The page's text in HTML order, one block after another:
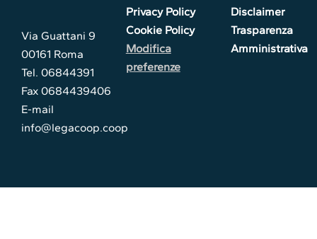
Via Guattani 9
00161 Roma
Tel. 06844391
Fax 0684439406
E-mail
info@legacoop.coop
Privacy Policy
Cookie Policy
Modifica
preferenze
Disclaimer
Trasparenza
Amministrativa